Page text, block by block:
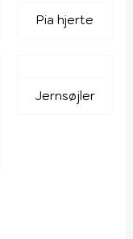
Pia hjerte
Jernsøjler